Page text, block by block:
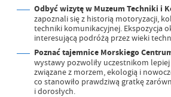
Odbyć wizytę w Muzeum Techniki i
zapoznali się z historią motoryzacji,
techniki komunikacyjnej. Ekspozycja
interesującą podróżą przez wieki
Poznać tajemnice Morskiego
wystawy pozwoliły uczestnikom
związane z morzem, ekologią i
co stanowiło prawdziwą gratkę
i dorosłych.